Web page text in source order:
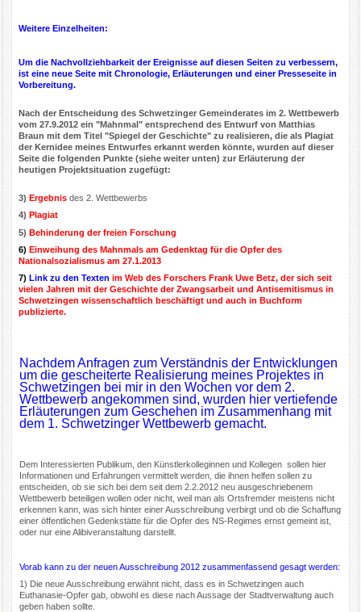
Weitere Einzelheiten:
Um die Nachvollziehbarkeit der Ereignisse auf diesen Seiten zu verbessern,
ist eine neue Seite mit Chronologie, Erläuterungen und einer Presseseite in
Vorbereitung.
Nach der Entscheidung des Schwetzinger Gemeinderates im 2. Wettbewerb
vom 27.9.2012 ein "Mahnmal"entsprechend des Entwurf von Matthias
Braun mit dem Titel "Spiegel der Geschichte" zu realisieren, die als Plagiat
der Kernidee meines Entwurfeserkannt werden könnte, wurden auf dieser
Seite die folgenden Punkte (siehe weiter unten) zur Erläuterung der
heutigen Projektsituation zugefügt:
3) Ergebnis des 2. Wettbewerbs
4) Plagiat
5)Behinderung der freien Forschung
6) Einweihung des Mahnmals am Gedenktag für die Opfer des
Nationalsozialismus am 27.1.2013
7) Link zu den Texten im Web des Forschers Frank Uwe Betz, der sich seit
vielen Jahren mit der Geschichte der Zwangsarbeit und Antisemitismus in
Schwetzingen wissenschaftlich beschäftigt und auch in Buchform
publizierte.
Nachdem Anfragen zum Verständnis der Entwicklungen
um die gescheiterte Realisierung meines Projektes in
Schwetzingen bei mir in den Wochen vor dem 2.
Wettbewerb angekommen sind, wurden hier vertiefende
Erläuterungen zum Geschehen im Zusammenhang mit
dem 1. Schwetzinger Wettbewerb gemacht.
Dem Interessierten Publikum, den Künstlerkolleginnen und Kollegen sollen hier
Informationen und Erfahrungen vermittelt werden, die ihnen helfen sollen zu
entscheiden, ob sie sich bei dem seit dem 2.2.2012 neu ausgeschriebenem
Wettbewerb beteiligen wollen oder nicht, weil man als Ortsfremder meistens nicht
erkennen kann, was sich hinter einer Ausschreibung verbirgt und ob die Schaffung
einer öffentlichen Gedenkstätte für die Opfer des NS-Regimes ernst gemeint ist,
oder nur eine Alibiveranstaltung darstellt.
Vorab kann zu der neuen Ausschreibung 2012 zusammenfassend gesagt werden:
1) Die neue Ausschreibung erwähnt nicht, dass es in Schwetzingen auch
Euthanasie-Opfer gab, obwohl es diese nach Aussage der Stadtverwaltung auch
geben haben sollte.